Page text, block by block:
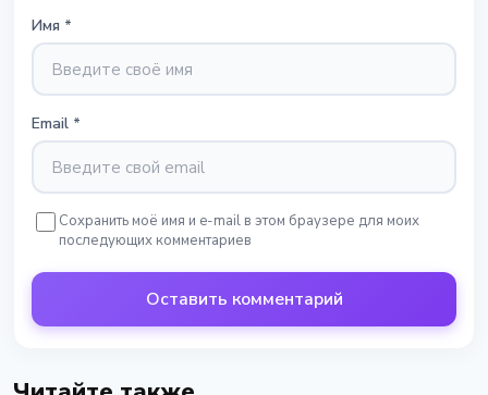
Имя *
Email *
Сохранить моё имя и e-mail в этом браузере для моих
последующих комментариев
Оставить комментарий